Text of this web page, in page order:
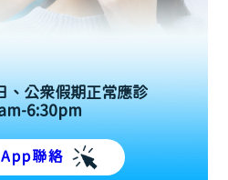
、公眾假期正常應診
6:30pm
聯絡